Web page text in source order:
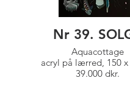
Nr 39.
Aquacottage
acryl på lærred, 150 x
39.000 dkr.